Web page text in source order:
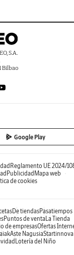
S.A.
Bilbao
Google Play
Reglamento UE 2024/
Publicidad Mapa web
de cookies
De tiendasPasatiempos
Puntos de venta La Tienda
de empresasOfertas
Aste NagusiaStartinnova
Lotería del Niño